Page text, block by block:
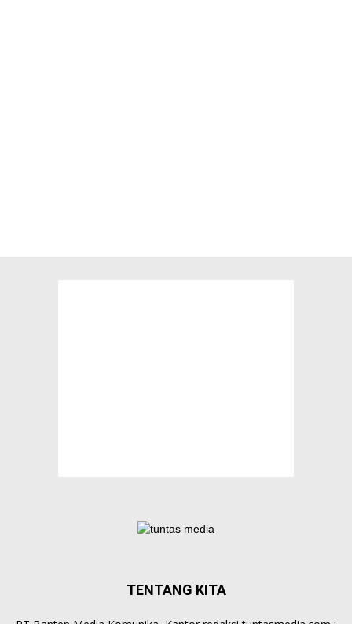
TENTANG KITA